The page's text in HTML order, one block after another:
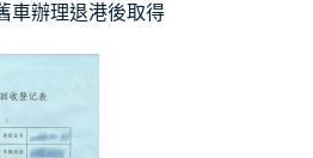
車辦理退港後取得